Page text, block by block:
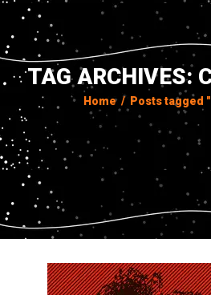
TAG ARCHIVES:
Home / Posts tagged